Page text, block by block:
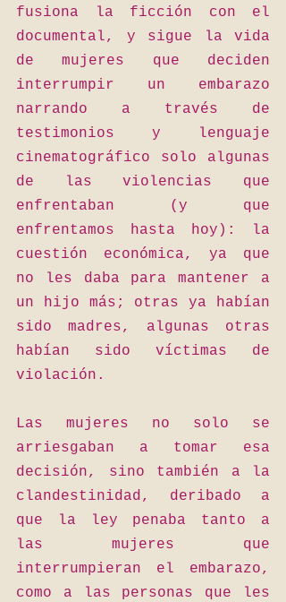
fusiona la ficción con el
documental, y sigue la vida
de mujeres que deciden
interrumpir un embarazo
narrando a través de
testimonios y lenguaje
cinematográfico solo algunas
de las violencias que
enfrentaban (y que
enfrentamos hasta hoy): la
cuestión económica, ya que
no les daba para mantener a
un hijo más; otras ya habían
sido madres, algunas otras
habían sido víctimas de
violación.
Las mujeres no solo se
arriesgaban a tomar esa
decisión, sino también a la
clandestinidad, deribado a
que la ley penaba tanto a
las mujeres que
interrumpieran el embarazo,
como a las personas que les